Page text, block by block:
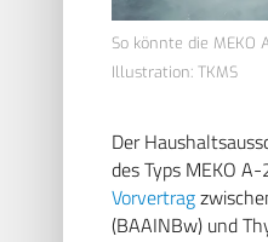
So könnte die MEKO
Illustration: TKMS
Der
des Typs MEKO
Vorvertrag
(BAAINBw) und